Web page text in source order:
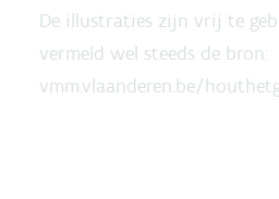
De illustraties zijn vrij te
vermeld wel steeds de bron:
vmm.vlaanderen.be/